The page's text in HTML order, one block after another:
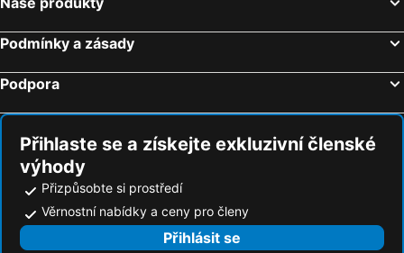
Podmínky a zásady
Podpora
Přihlaste se a získejte exkluzivní členské
výhody
Přizpůsobte si prostředí
Věrnostní nabídky a ceny pro členy
Přihlásit se